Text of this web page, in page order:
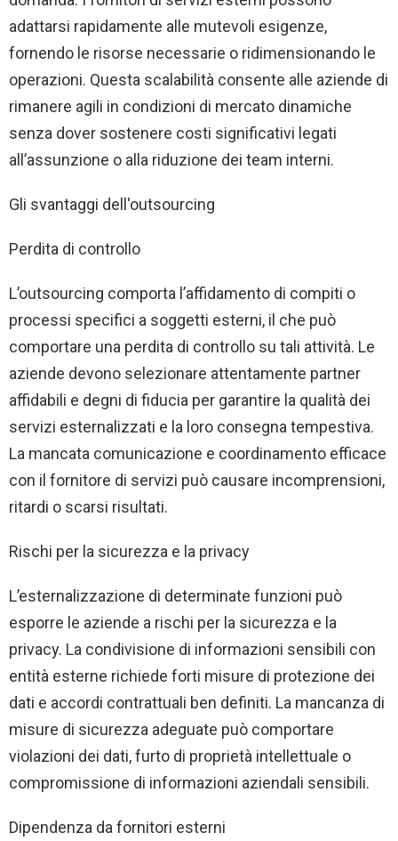
adattarsi rapidamente alle mutevoli esigenze,
fornendo le risorse necessarie o ridimensionando le
operazioni. Questa scalabilità consente alle aziende di
rimanere agili in condizioni di mercato dinamiche
senza dover sostenere costi significativi legati
all’assunzione o alla riduzione dei team interni.
Gli svantaggi dell'outsourcing
Perdita di controllo
L’outsourcing comporta l’affidamento di compiti o
processi specifici a soggetti esterni, il che può
comportare una perdita di controllo su tali attività. Le
aziende devono selezionare attentamente partner
affidabili e degni di fiducia per garantire la qualità dei
servizi esternalizzati e la loro consegna tempestiva.
La mancata comunicazione e coordinamento efficace
con il fornitore di servizi può causare incomprensioni,
ritardi o scarsi risultati.
Rischi per la sicurezza e la privacy
L’esternalizzazione di determinate funzioni può
esporre le aziende a rischi per la sicurezza e la
privacy. La condivisione di informazioni sensibili con
entità esterne richiede forti misure di protezione dei
dati e accordi contrattuali ben definiti. La mancanza di
misure di sicurezza adeguate può comportare
violazioni dei dati, furto di proprietà intellettuale o
compromissione di informazioni aziendali sensibili.
Dipendenza da fornitori esterni